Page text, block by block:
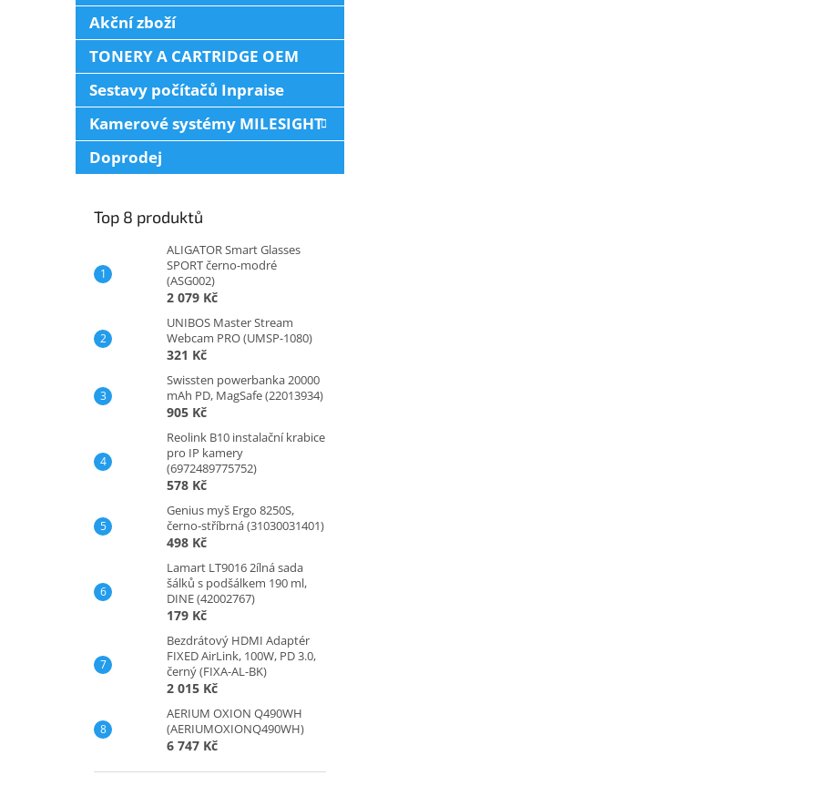
Akční zboží
TONERY A CARTRIDGE OEM
Sestavy počítačů Inpraise
Kamerové systémy MILESIGHT
Doprodej
Top 8 produktů
ALIGATOR Smart Glasses
SPORT černo-modré
(ASG002)
2 079 Kč
UNIBOS Master Stream
Webcam PRO (UMSP-1080)
321 Kč
Swissten powerbanka 20000
mAh PD, MagSafe (22013934)
905 Kč
Reolink B10 instalační krabice
pro IP kamery
(6972489775752)
578 Kč
Genius myš Ergo 8250S,
černo-stříbrná (31030031401)
498 Kč
Lamart LT9016 2ílná sada
šálků s podšálkem 190 ml,
DINE (42002767)
179 Kč
Bezdrátový HDMI Adaptér
FIXED AirLink, 100W, PD 3.0,
černý (FIXA-AL-BK)
2 015 Kč
AERIUM OXION Q490WH
(AERIUMOXIONQ490WH)
6 747 Kč